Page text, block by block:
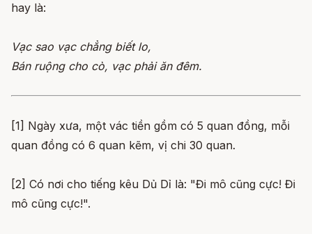
hay là:
Vạc sao vạc chẳng biết lo,
Bán ruộng cho cò, vạc phải ăn đêm.
[1] Ngày xưa, một vác tiền gồm có 5 quan đồng, mỗi
quan đồng có 6 quan kẽm, vị chi 30 quan.
[2] Có nơi cho tiếng kêu Dủ Dỉ là: "Đi mô cũng cực! Đi
mô cũng cực!".